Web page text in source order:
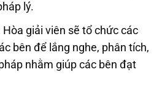
lý.
Hòa giải viên sẽ tổ chức các
bên để lắng nghe, phân tích,
nhằm giúp các bên đạt